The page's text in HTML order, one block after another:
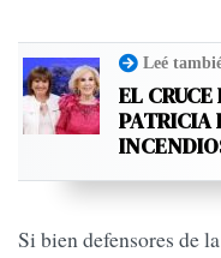
Leé
EL
PATRICIA
Si bien defensores de